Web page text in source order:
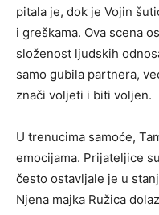
pitala je, dok je Vojin
i greškama. Ova scena
složenost ljudskih
samo gubila partnera,
znači voljeti i biti voljen.
U trenucima samoće,
emocijama. Prijateljice
često ostavljale je u
Njena majka Ružica